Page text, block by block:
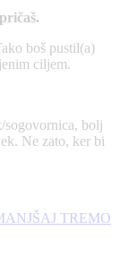
boš pustil(a)
ciljem.
sogovornica, bolj
Ne zato, ker bi
TREMO